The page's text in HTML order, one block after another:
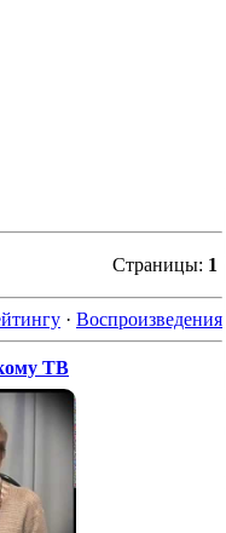
Страницы: 1
· Воспроизведения
ТВ